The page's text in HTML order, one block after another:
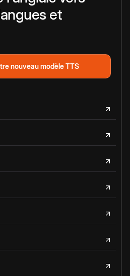
et
nouveau modèle TTS